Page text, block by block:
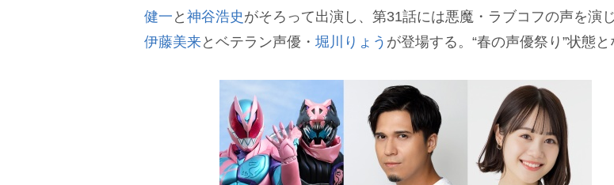
健一 と 神谷浩史 がそろって出演し、第31話には悪魔・ラブコフの声を演
伊藤美来とベテラン声優・ 堀川りょう が登場する。“春の声優祭り”状態と